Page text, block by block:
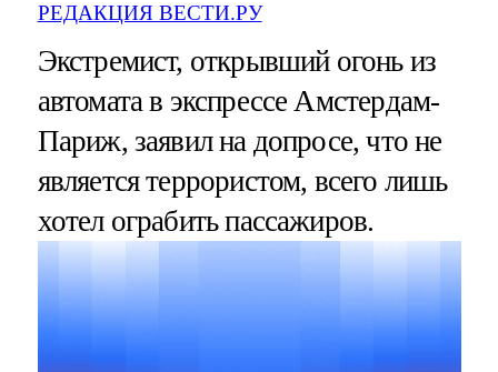
РЕДАКЦИЯ ВЕСТИ.РУ
Экстремист, открывший огонь из
автомата в экспрессе Амстердам-
Париж, заявил на допросе, что не
является террористом, всего лишь
хотел ограбить пассажиров.